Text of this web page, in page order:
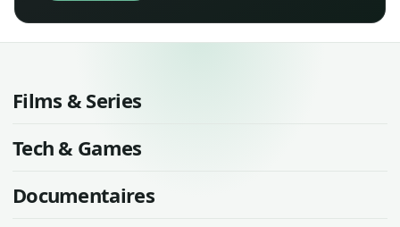
Films & Series
Tech & Games
Documentaires